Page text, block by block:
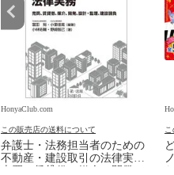
HonyaClub.com
この販売店の送料について
弁護士・法務担当者のための
不動産・建設取引の法律実務